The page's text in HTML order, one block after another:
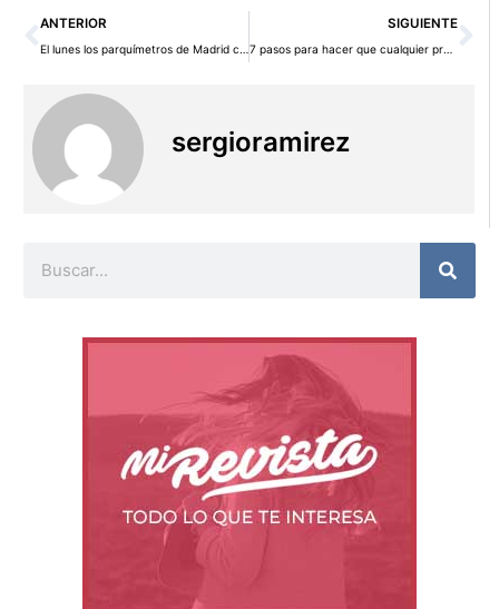
Ant
ANTERIOR
El lunes los parquímetros de Madrid costarán más. ¡Acuérdense del ticket!
SIGUIENTE
7 pasos para hacer que cualquier presupuesto sea más rentable
sergioramirez